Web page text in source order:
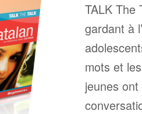
TALK The
gardant à
mots et
jeunes